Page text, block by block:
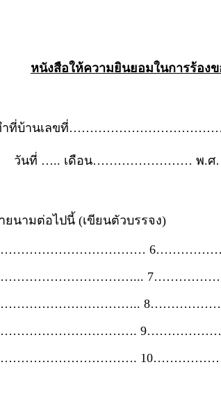
หนังสือให้ความยินยอมในการร้อง
ำที่บ้านเลขที่
วันที่ ….. เดือน…………………… พ
ยนามต่อไปนี้ (เขียนตัวบรรจง)